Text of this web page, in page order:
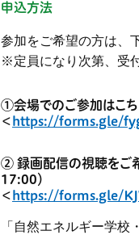
申込方法
参加をご希望の方は、
※定員になり次第、受
①会場でのご参加はこ
＜ https://forms.gle/
② 録画配信の視聴をご
17:00）
＜ https://forms.gle/
「自然エネルギー学